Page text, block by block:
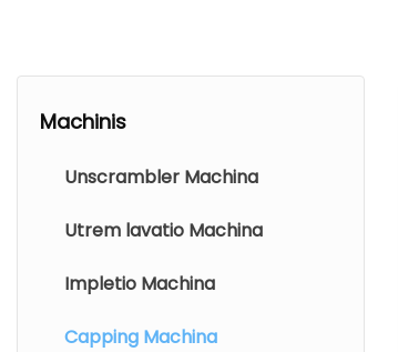
Machinis
Unscrambler Machina
Utrem lavatio Machina
Impletio Machina
Capping Machina